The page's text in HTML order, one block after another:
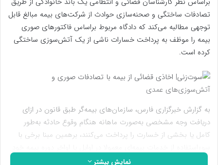
تصادفات ساختگی و صحنه‌سازی حوادث از شرکت‌های بیمه‌ مبالغ قابل
توجهی مطالبه می‌کند که دادگاه مربوط براساس فاکتورهای صوری
بیمه را موظف به پرداخت خسارات ناشی از یک آتش‌سوزی ساختگی
کرده است.
به گزارش خبرگزاری فارس، سازمان‌های بیمه‌گر طبق قانون در ازای
دریافت وجه مشخصی به‌صورت ماهانه هنگام وقوع حادثه به‌طور
کامل یا بخشی از خسارت را پرداخت می‌کنند، برهمین مبنا برخی با
با ایجاد حوادث تعمدی به‌دنبال دریافت سرمایه‌های کلان از
نمایش بیشتر